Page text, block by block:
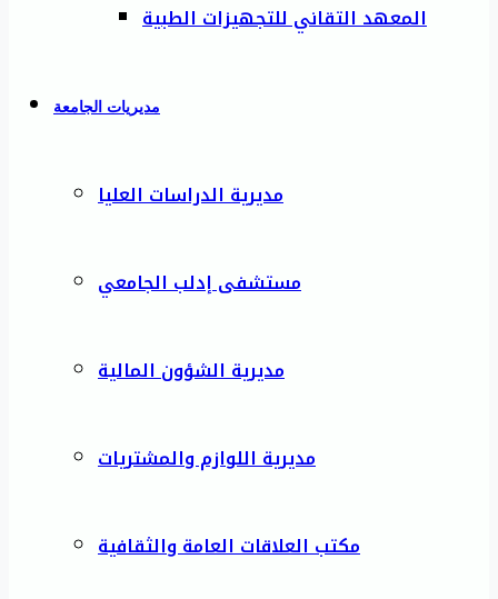
المعهد التقاني للتجهيزات الطبية
مديريات الجامعة
مديرية الدراسات العليا
مستشفى إدلب الجامعي
مديرية الشؤون المالية
مديرية اللوازم والمشتريات
مكتب العلاقات العامة والثقافية